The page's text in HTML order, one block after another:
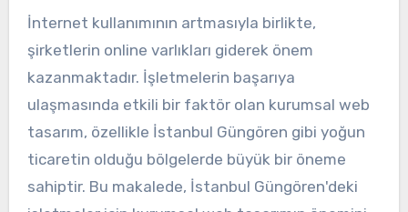
İnternet kullanımının artmasıyla birlikte,
şirketlerin online varlıkları giderek önem
kazanmaktadır. İşletmelerin başarıya
ulaşmasında etkili bir faktör olan kurumsal web
tasarım, özellikle İstanbul Güngören gibi yoğun
ticaretin olduğu bölgelerde büyük bir öneme
sahiptir. Bu makalede, İstanbul Güngören'deki